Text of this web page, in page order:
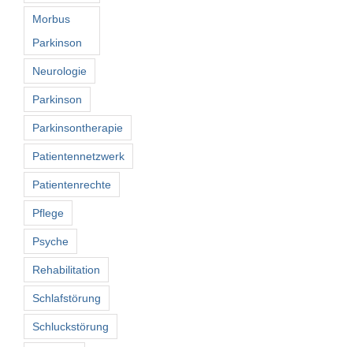
Morbus
Parkinson
Neurologie
Parkinson
Parkinsontherapie
Patientennetzwerk
Patientenrechte
Pflege
Psyche
Rehabilitation
Schlafstörung
Schluckstörung